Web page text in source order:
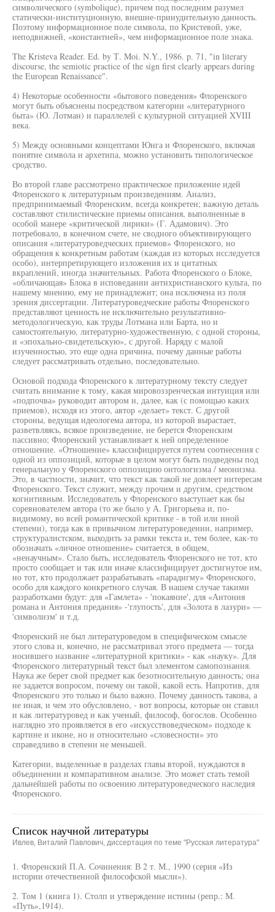
символического (symbolique), причем под последним разумел
статически-институционную, внешне-принудительную данность.
Поэтому информационное поле символа, по Кристевой, уже,
неподвижней, «константней», чем информационное поле знака.
The Kristeva Reader. Ed. by Т. Moi. N.Y., 1986. p. 71, "in literary
discourse, the semiotic practice of the sign first clearly appears during
the European Renaissance".
4) Некоторые особенности «бытового поведения» Флоренского
могут быть объяснены посредством категории «литературного
быта» (Ю. Лотман) и параллелей с культурной ситуацией XVIII
века.
5) Между основными концептами Юнга и Флоренского, включая
понятие символа и архетипа, можно установить типологическое
сродство.
Во второй главе рассмотрено практическое приложение идей
Флоренского к литературным произведениям. Анализ,
предпринимаемый Флоренским, всегда конкретен; важную деталь
составляют стилистические приемы описания, выполненные в
особой манере «критической лирики» (Г. Адамович). Это
потребовало, в конечном счете, не сводного объективирующего
описания «литературоведческих приемов» Флоренского, но
обращения к конкретным работам (каждая из которых исследуется
особо), интерпретирующего изложения их и цитатных
вкраплений, иногда значительных. Работа Флоренского о Блоке,
«обличающая» Блока в исповедании антихристианского культа, по
нашему мнению, ему не принадлежит; она исключена из поля
зрения диссертации. Литературоведческие работы Флоренского
представляют ценность не исключительно результативно-
методологическую, как труды Лотмана или Барта, но и
самостоятельную, литературно-художественную, с одной стороны,
и «эпохально-свидетельскую», с другой. Наряду с малой
изученностью, это еще одна причина, почему данные работы
следует рассматривать отдельно, последовательно.
Основой подхода Флоренского к литературному тексту следует
считать внимание к тому, какая мировоззренческая интуиция или
«подпочва» руководит автором и, далее, как (с помощью каких
приемов), исходя из этого, автор «делает» текст. С другой
стороны, ведущая идеологема автора, из которой вырастает,
разветвляясь, всякое произведение, не берется Флоренским
пассивно; Флоренский устанавливает к ней определенное
отношение. «Отношение» классифицируется путем соотнесения с
одной из оппозиций, которые в целом могут быть подведены под
генеральную у Флоренского оппозицию онтологизма / меонизма.
Это, в частности, значит, что текст как такой не довлеет интересам
Флоренского. Текст служит, между прочим и другим, средством
когнитивным. Исследователь у Флоренского выступает как бы
соревнователем автора (то же было у А. Григорьева и, по-
видимому, во всей романтической критике - в той или иной
степени), тогда как в привычном литературоведении, например,
структуралистском, выходить за рамки текста и, тем более, как-то
обозначать «личное отношение» считается, в общем,
«ненаучным». Стало быть, исследователь Флоренского не тот, кто
просто сообщает и так или иначе классифицирует достигнутое им,
но тот, кто продолжает разрабатывать «парадигму» Флоренского,
особо для каждого конкретного случая. В нашем случае такими
разработками будут: для «Гамлета» - 'покаяние', для «Антония
романа и Антония предания» -'глупость', для «Золота в лазури» —
'символизм' и т.д.
Флоренский не был литературоведом в специфическом смысле
этого слова и, конечно, не рассматривал этого предмета — тогда
носившего название «литературной критики» - как «науку». Для
Флоренского литературный текст был элементом самопознания.
Наука же берет свой предмет как безотносительную данность; она
не задается вопросом, почему он такой, какой есть. Напротив, для
Флоренского это только и было важно. Почему данность такова, а
не иная, и чем это обусловлено, - вот вопросы, которые он ставил
и как литературовед и как ученый, философ, богослов. Особенно
наглядно это проявляется в его «искусствоведческом» подходе к
картине и иконе, но и относительно «словесности» это
справедливо в степени не меньшей.
Категории, выделенные в разделах главы второй, нуждаются в
объединении и компаративном анализе. Это может стать темой
дальнейшей работы по освоению литературоведческого наследия
Флоренского.
Список научной литературы
Ивлев, Виталий Павлович, диссертация по теме "Русская литература"
1. Флоренский П.А. Сочинения: В 2 т. М., 1990 (серия «Из
истории отечественной философской мысли»).
2. Том 1 (книга 1). Столп и утверждение истины (репр.: М.
«Путь»,1914).